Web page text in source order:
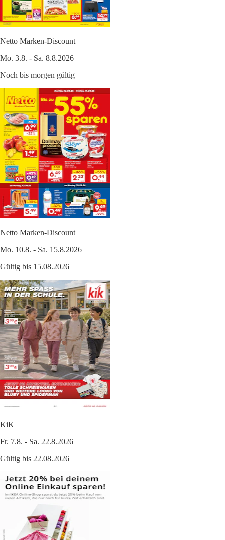
Netto Marken-Discount
Mo. 3.8. - Sa. 8.8.2026
Noch bis morgen gültig
Netto Marken-Discount
Mo. 10.8. - Sa. 15.8.2026
Gültig bis 15.08.2026
KiK
Fr. 7.8. - Sa. 22.8.2026
Gültig bis 22.08.2026